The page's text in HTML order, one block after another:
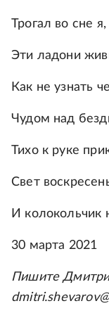
Трогал во сне
Эти ладони
Как не узнать
Чудом над
Тихо к руке
Свет
И колокольчик
30 марта 2021
Пишите